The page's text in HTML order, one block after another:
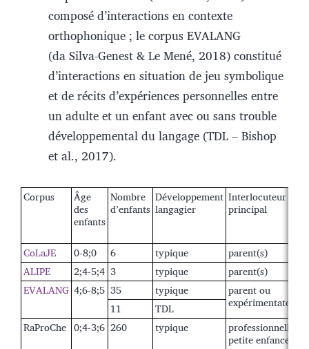
composé d’interactions en contexte
orthophonique ; le corpus EVALANG
(da Silva-Genest & Le Mené, 2018) constitué
d’interactions en situation de jeu symbolique
et de récits d’expériences personnelles entre
un adulte et un enfant avec ou sans trouble
développemental du langage (TDL – Bishop
et al., 2017).
Corpus Âge
des
enfants
Nombre
d’enfants
Développement
langagier
Interlocuteur
principal
CoLaJE
0-8;0 6 typique parent(s)
ALIPE
2;4-5;4 3 typique parent(s)
EVALANG 4;6-8;5 35 typique parent ou
expérimentateur
11
TDL
RaProChe 0;4-3;6 260 typique professionnelle
petite enfance